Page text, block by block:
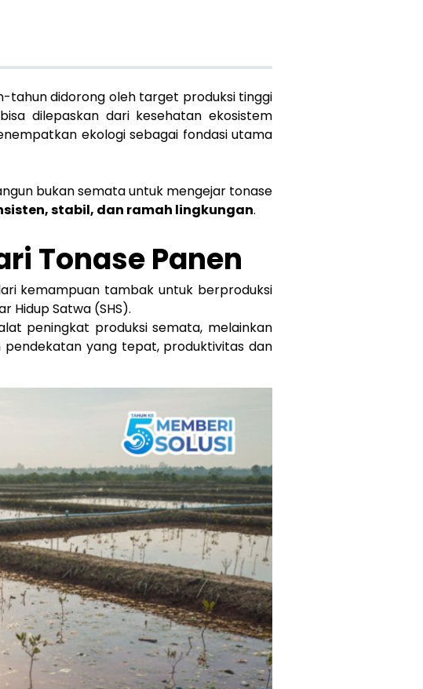
tahun didorong oleh target produksi tinggi
dilepaskan dari kesehatan ekosistem
ekologi sebagai fondasi utama
bukan semata untuk mengejar tonase
stabil, dan ramah lingkungan.
Tonase Panen
kemampuan tambak untuk berproduksi
Hidup Satwa (SHS).
peningkat produksi semata, melainkan
pendekatan yang tepat, produktivitas dan